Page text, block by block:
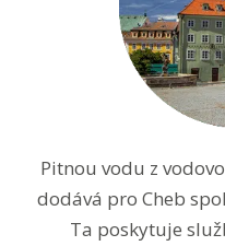
Pitnou vodu z
dodává pro Cheb
Ta poskytuje